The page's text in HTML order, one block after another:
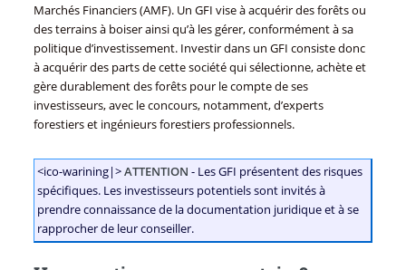
Marchés Financiers (AMF). Un GFI vise à acquérir des forêts ou
des terrains à boiser ainsi qu’à les gérer, conformément à sa
politique d’investissement. Investir dans un GFI consiste donc
à acquérir des parts de cette société qui sélectionne, achète et
gère durablement des forêts pour le compte de ses
investisseurs, avec le concours, notamment, d’experts
forestiers et ingénieurs forestiers professionnels.
<ico-warining|>ATTENTION - Les GFI présentent des risques
spécifiques. Les investisseurs potentiels sont invités à
prendre connaissance de la documentation juridique et à se
rapprocher de leur conseiller.